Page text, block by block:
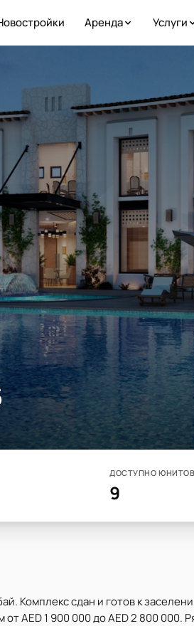
Аренда Услуги
ДОСТУПНО ЮНИТОВ
9
Комплекс сдан и готов к
AED 1 900 000 до AED 2 800 000.